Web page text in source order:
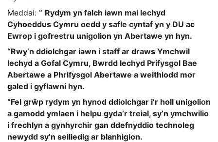
Meddai: “ Rydym yn falch iawn mai Iechyd
Cyhoeddus Cymru oedd y safle cyntaf yn y DU ac
Ewrop i gofrestru unigolion yn Abertawe yn hyn.
“Rwy’n ddiolchgar iawn i staff ar draws Ymchwil
Iechyd a Gofal Cymru, Bwrdd Iechyd Prifysgol Bae
Abertawe a Phrifysgol Abertawe a weithiodd mor
galed i gyflawni hyn.
“Fel grŵp rydym yn hynod ddiolchgar i’r holl unigolion
a gamodd ymlaen i helpu gyda’r treial, sy’n ymchwilio
i frechlyn a gynhyrchir gan ddefnyddio technoleg
newydd sy’n seiliedig ar blanhigion.